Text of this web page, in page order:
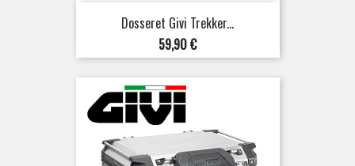
Dosseret Givi Trekker...
Prix
59,90 €